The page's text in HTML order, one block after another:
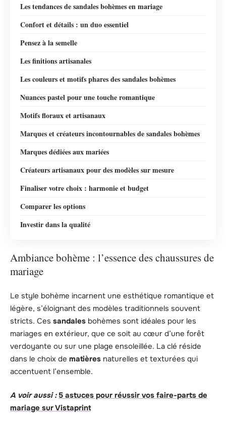
Les tendances de sandales bohèmes en mariage
Confort et détails : un duo essentiel
Pensez à la semelle
Les finitions artisanales
Les couleurs et motifs phares des sandales bohèmes
Nuances pastel pour une touche romantique
Motifs floraux et artisanaux
Marques et créateurs incontournables de sandales bohèmes
Marques dédiées aux mariées
Créateurs artisanaux pour des modèles sur mesure
Finaliser votre choix : harmonie et budget
Comparer les options
Investir dans la qualité
Ambiance bohème : l’essence des chaussures de
mariage
Le style bohème incarnent une esthétique romantique et
légère, s’éloignant des modèles traditionnels souvent
stricts. Ces sandales bohèmes sont idéales pour les
mariages en extérieur, que ce soit au cœur d’une forêt
verdoyante ou sur une plage ensoleillée. La clé réside
dans le choix de matières naturelles et texturées qui
accentuent l’ensemble.
A voir aussi : 5 astuces pour réussir vos faire-parts de
mariage sur Vistaprint